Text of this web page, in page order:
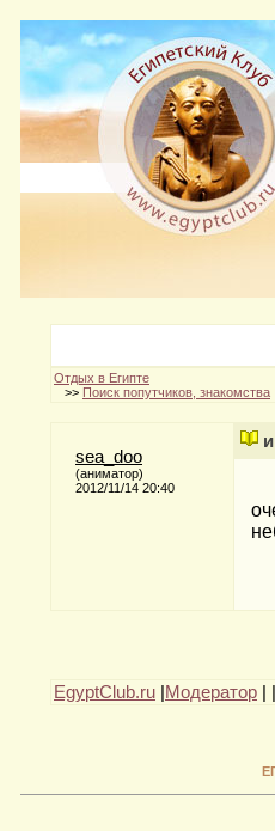
Отдых в Египте
>> Поиск попутчиков, знакомства
sea_doo
(аниматор)
2012/11/14 20:40
EgyptClub.ru Модератор